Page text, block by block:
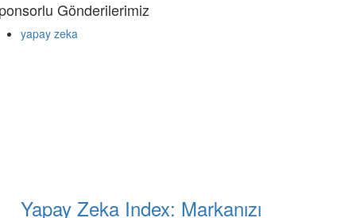
Gönderilerimiz
yapay zeka
Yapay Zeka Index: Markanızı